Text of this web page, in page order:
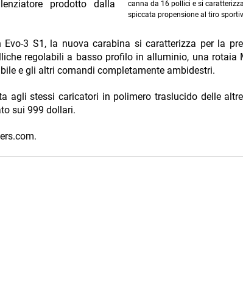
canna da 16 pollici e si
spiccata propensione al tiro
prodotto dalla
3 S1, la nuova carabina si caratterizza per la
regolabili a basso profilo in alluminio, una rotaia
e gli altri comandi completamente ambidestri.
agli stessi caricatori in polimero traslucido delle
sui 999 dollari.